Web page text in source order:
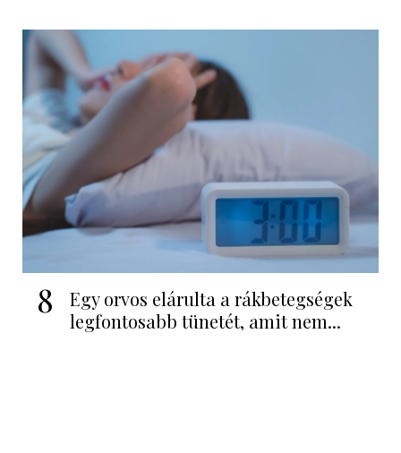
8
Egy orvos elárulta a rákbetegségek
legfontosabb tünetét, amit nem...